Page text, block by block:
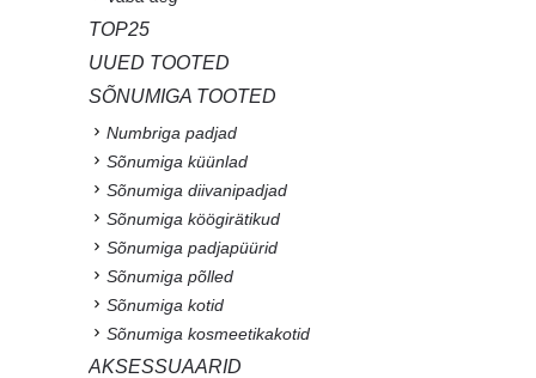
TOP25
UUED TOOTED
SÕNUMIGA TOOTED
Numbriga padjad
Sõnumiga küünlad
Sõnumiga diivanipadjad
Sõnumiga köögirätikud
Sõnumiga padjapüürid
Sõnumiga põlled
Sõnumiga kotid
Sõnumiga kosmeetikakotid
AKSESSUAARID